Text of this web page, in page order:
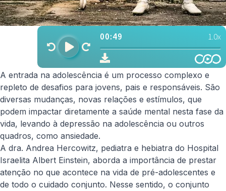
A entrada na adolescência é um processo complexo e
repleto de desafios para jovens, pais e responsáveis. São
diversas mudanças, novas relações e estímulos, que
podem impactar diretamente a saúde mental nesta fase da
vida, levando à depressão na adolescência ou outros
quadros, como ansiedade.
A dra. Andrea Hercowitz, pediatra e hebiatra do Hospital
Israelita Albert Einstein, aborda a importância de prestar
atenção no que acontece na vida de pré-adolescentes e
de todo o cuidado conjunto. Nesse sentido, o conjunto